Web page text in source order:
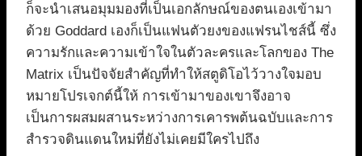
ก็จะนำเสนอมุมมองที่เป็นเอกลักษณ์ของตนเองเข้ามา
ด้วย Goddard เองก็เป็นแฟนตัวยงของแฟรนไชส์นี้ ซึ่ง
ความรักและความเข้าใจในตัวละครและโลกของ The
Matrix เป็นปัจจัยสำคัญที่ทำให้สตูดิโอไว้วางใจมอบ
หมายโปรเจกต์นี้ให้ การเข้ามาของเขาจึงอาจ
เป็นการผสมผสานระหว่างการเคารพต้นฉบับและการ
สำรวจดินแดนใหม่ที่ยังไม่เคยมีใครไปถึง